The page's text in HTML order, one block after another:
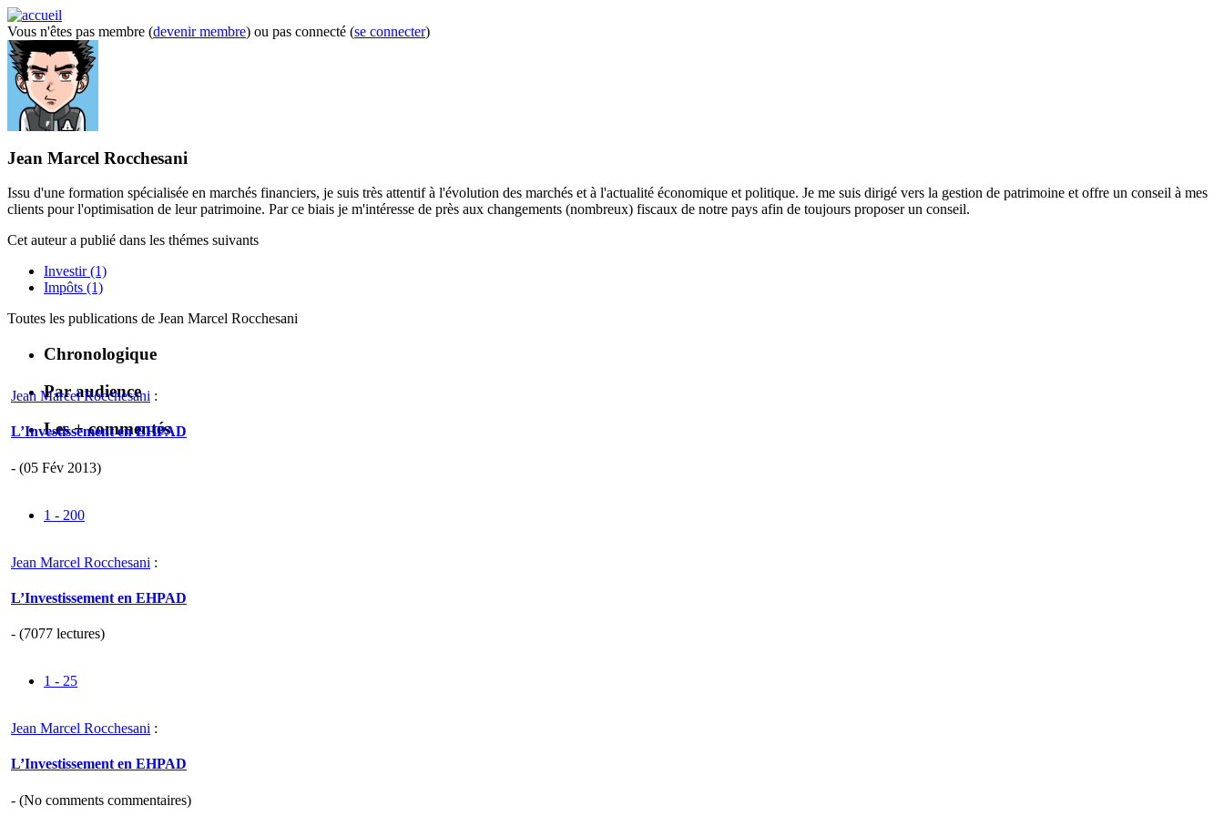
Vous n'êtes pas membre (devenir membre) ou pas connecté (se connecter)
Jean Marcel Rocchesani
Issu d'une formation spécialisée en marchés financiers, je suis très attentif à l'évolution des marchés et à l'actualité économique et politique. Je me suis dirigé vers la gestion de patrimoine et offre un conseil à mes
clients pour l'optimisation de leur patrimoine. Par ce biais je m'intéresse de près aux changements (nombreux) fiscaux de notre pays afin de toujours proposer un conseil.
Cet auteur a publié dans les thémes suivants
Investir(1)
Impôts (1)
Toutes les publications de Jean Marcel Rocchesani
Chronologique
Par audience
Les + commentés
Jean Marcel Rocchesani :
L’Investissement en EHPAD
- (05 Fév 2013)
1 - 200
Jean Marcel Rocchesani :
L’Investissement en EHPAD
- (7077 lectures)
1 - 25
Jean Marcel Rocchesani :
L’Investissement en EHPAD
- (No comments commentaires)